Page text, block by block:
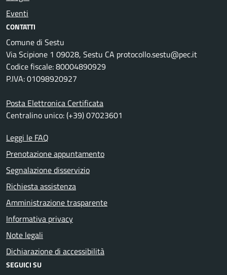
Eventi
CONTATTI
Comune di Sestu
Via Scipione 1 09028, Sestu CA protocollo.sestu@pec.it
Codice fiscale: 80004890929
P.IVA: 01098920927
Posta Elettronica Certificata
Centralino unico: (+39) 07023601
Leggi le FAQ
Prenotazione appuntamento
Segnalazione disservizio
Richiesta assistenza
Amministrazione trasparente
Informativa privacy
Note legali
Dichiarazione di accessibilità
SEGUICI SU